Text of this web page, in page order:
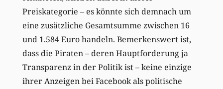
Preiskategorie – es könnte sich demnach um
eine zusätzliche Gesamtsumme zwischen 16
und 1.584 Euro handeln. Bemerkenswert ist,
dass die Piraten – deren Hauptforderung ja
Transparenz in der Politik ist – keine einzige
ihrer Anzeigen bei Facebook als politische